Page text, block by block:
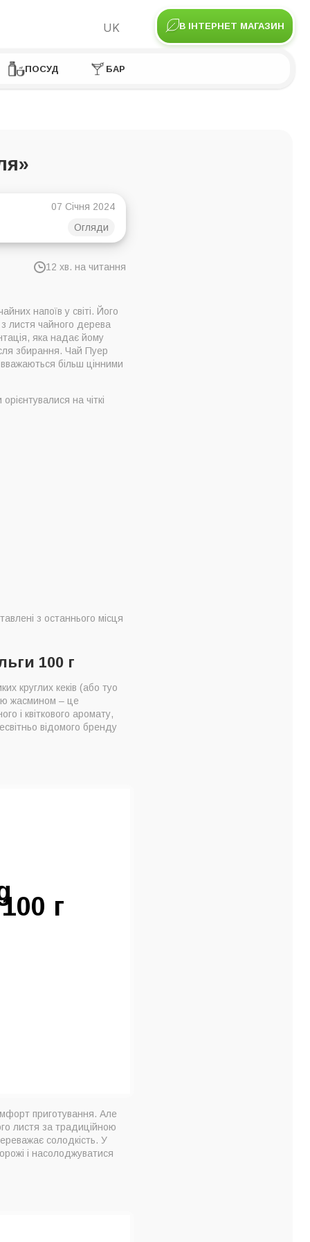
UK В ІНТЕРНЕТ МАГАЗИН
ПОСУД БАР
07 Січня 2024
Огляди
12 хв. на читання
напоїв у світі. Його
з листя чайного дерева
яка надає йому
збирання. Чай Пуер
більш цінними
на чіткі
з останнього місця
100 г
круглих кеків (або туо
жасмином – це
і квіткового аромату,
відомого бренду
г
приготування. Але
листя за традиційною
солодкість. У
і насолоджуватися